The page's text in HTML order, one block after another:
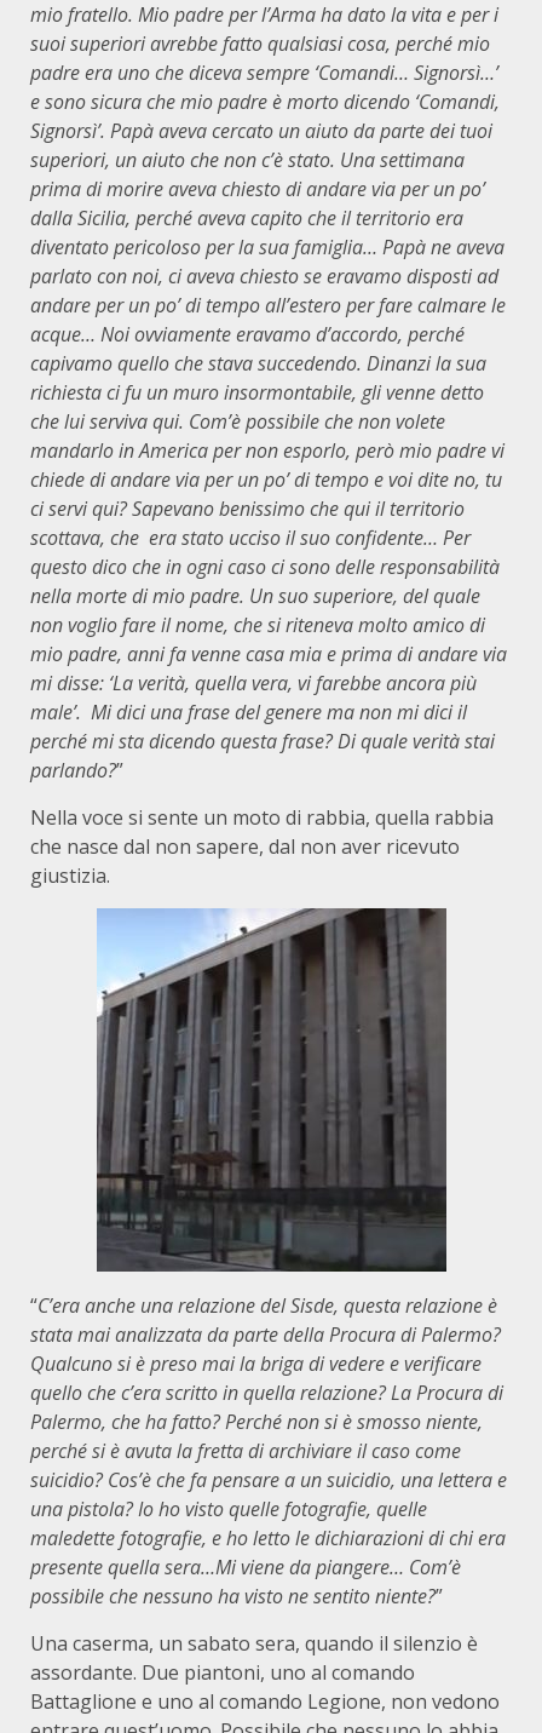
mio fratello. Mio padre per l’Arma ha dato la vita e per i
suoi superiori avrebbe fatto qualsiasi cosa, perché mio
padre era uno che diceva sempre ‘Comandi… Signorsì…’
e sono sicura che mio padre è morto dicendo ‘Comandi,
Signorsì’. Papà aveva cercato un aiuto da parte dei tuoi
superiori, un aiuto che non c’è stato. Una settimana
prima di morire aveva chiesto di andare via per un po’
dalla Sicilia, perché aveva capito che il territorio era
diventato pericoloso per la sua famiglia… Papà ne aveva
parlato con noi, ci aveva chiesto se eravamo disposti ad
andare per un po’ di tempo all’estero per fare calmare le
acque… Noi ovviamente eravamo d’accordo, perché
capivamo quello che stava succedendo. Dinanzi la sua
richiesta ci fu un muro insormontabile, gli venne detto
che lui serviva qui. Com’è possibile che non volete
mandarlo in America per non esporlo, però mio padre vi
chiede di andare via per un po’ di tempo e voi dite no, tu
ci servi qui? Sapevano benissimo che qui il territorio
scottava, che era stato ucciso il suo confidente… Per
questo dico che in ogni caso ci sono delle responsabilità
nella morte di mio padre. Un suo superiore, del quale
non voglio fare il nome, che si riteneva molto amico di
mio padre, anni fa venne casa mia e prima di andare via
mi disse: ‘La verità, quella vera, vi farebbe ancora più
male’. Mi dici una frase del genere ma non mi dici il
perché mi sta dicendo questa frase? Di quale verità stai
parlando?”
Nella voce si sente un moto di rabbia, quella rabbia
che nasce dal non sapere, dal non aver ricevuto
giustizia.
“C’era anche una relazione del Sisde, questa relazione è
stata mai analizzata da parte della Procura di Palermo?
Qualcuno si è preso mai la briga di vedere e verificare
quello che c’era scritto in quella relazione? La Procura di
Palermo, che ha fatto? Perché non si è smosso niente,
perché si è avuta la fretta di archiviare il caso come
suicidio? Cos’è che fa pensare a un suicidio, una lettera e
una pistola? Io ho visto quelle fotografie, quelle
maledette fotografie, e ho letto le dichiarazioni di chi era
presente quella sera…Mi viene da piangere… Com’è
possibile che nessuno ha visto ne sentito niente?”
Una caserma, un sabato sera, quando il silenzio è
assordante. Due piantoni, uno al comando
Battaglione e uno al comando Legione, non vedono